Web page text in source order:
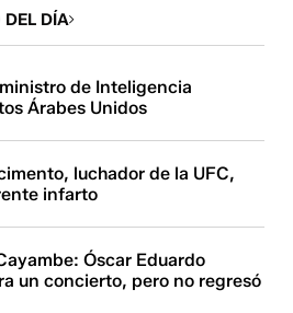
DEL DÍA
de Inteligencia
Árabes Unidos
luchador de la UFC,
infarto
Óscar Eduardo
un concierto, pero no regresó